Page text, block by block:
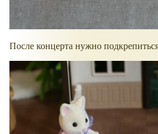
После концерта нужно